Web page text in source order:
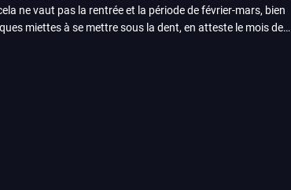
ne vaut pas la rentrée et la période de février-mars, bien
miettes à se mettre sous la dent, en atteste le mois de
qui nous montre que Game Freak sait faire autre
n’oubliera pas la période de Gamescom, avec Star Wars,
majeurs qui sortiront au mois de juin. Vous trouverez
page dédiée…